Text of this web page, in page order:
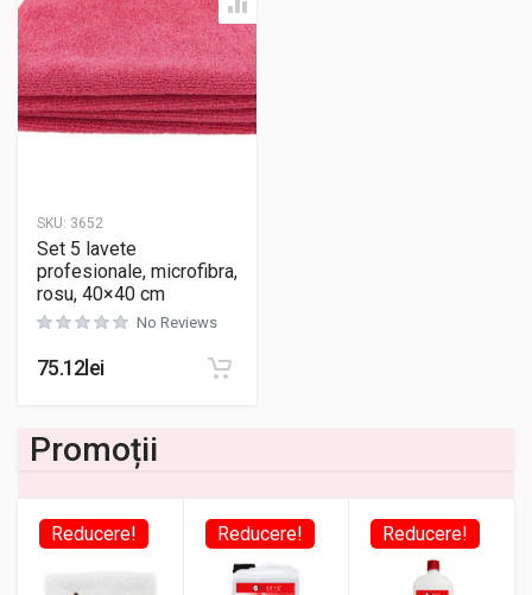
SKU: 3652
Set 5 lavete
profesionale, microfibra,
rosu, 40×40 cm
No Reviews
75.12lei
Promoții
Reducere! Reducere! Reducere!